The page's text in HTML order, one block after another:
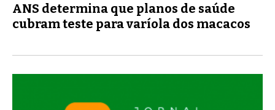
ANS determina que planos de saúde
cubram teste para varíola dos macacos